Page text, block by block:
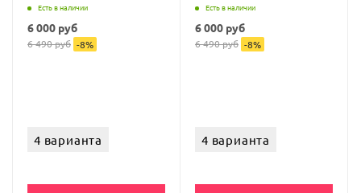
Есть в наличии
6 000 руб
6 490руб -8%
4 варианта
Есть в наличии
6 000 руб
6 490руб -8%
4 варианта